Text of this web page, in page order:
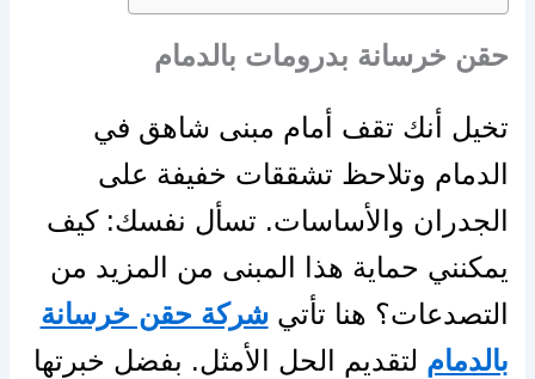
حقن خرسانة بدرومات بالدمام
تخيل أنك تقف أمام مبنى شاهق في
الدمام وتلاحظ تشققات خفيفة على
الجدران والأساسات. تسأل نفسك: كيف
يمكنني حماية هذا المبنى من المزيد من
التصدعات؟ هنا تأتيشركة حقن خرسانة
بالدمام لتقديم الحل الأمثل. بفضل خبرتها